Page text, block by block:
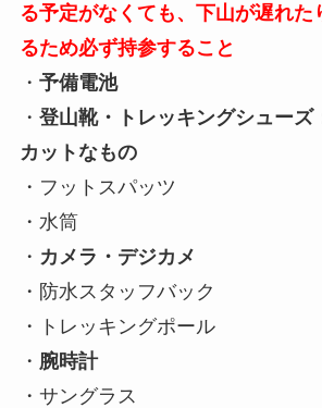
る予定がなくても、下山が遅れた
るため必ず持参すること
・ 予備電池
・ 登山靴・トレッキングシューズ
カットなもの
・フットスパッツ
・水筒
・ カメラ・デジカメ
・防水スタッフバック
・トレッキングポール
・ 腕時計
・サングラス